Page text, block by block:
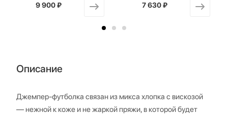
от
9 900 ₽ от
7 630 ₽
Описание
Джемпер-футболка связан из микса хлопка с вискозой
— нежной к коже и не жаркой пряжи, в которой будет